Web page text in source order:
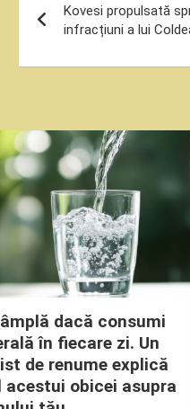
în
articole
Kovesi propulsată
infracțiuni a lui
dacă consumi
în fiecare zi. Un
de renume explică
obicei asupra